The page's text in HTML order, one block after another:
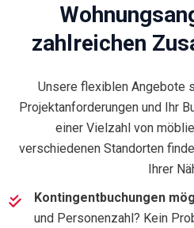
zahlreichen
Unsere flexiblen Angebote
Projektanforderungen und Ihr
einer Vielzahl von
verschiedenen Standorten
Ihrer
Kontingentbuchungen
und Personenzahl? Kein